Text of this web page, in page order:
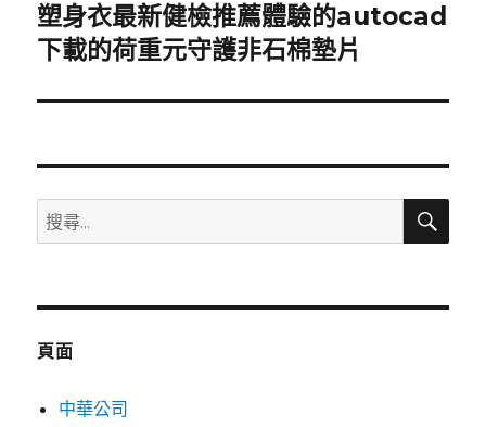
下
一
文
塑身衣最新健檢推薦體驗的autocad
下載的荷重元守護非石棉墊片
搜
尋
鍵
搜
頁面
中華公司